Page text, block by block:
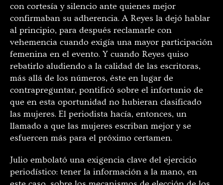
con cortesía y silencio ante quienes mejor
confirmaban su adherencia. A Reyes la dejó hablar
al principio, para después reclamarle con
vehemencia cuando exigía una mayor participación
femenina en el evento. Y cuando Reyes quiso
rebatirlo aludiendo a la calidad de las escritoras,
más allá de los números, éste en lugar de
contrapreguntar, pontificó sobre el infortunio de
que en esta oportunidad no hubieran clasificado
las mujeres. El periodista hacía, entonces, un
llamado a que las mujeres escriban mejor y se
esfuercen más para el próximo certamen.
Julio embolató una exigencia clave del ejercicio
periodístico: tener la información a la mano, en